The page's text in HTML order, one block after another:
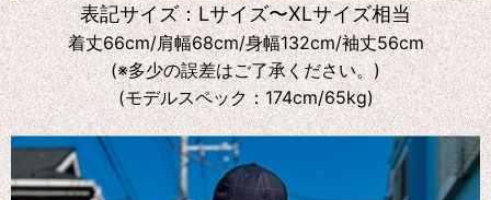
表記サイズ：Lサイズ〜XLサイズ相当
着丈66cm/肩幅68cm/身幅132cm/袖丈56cm
(※多少の誤差はご了承ください。)
(モデルスペック：174cm/65kg)